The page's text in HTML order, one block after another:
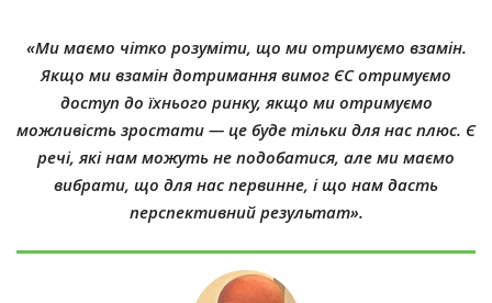
«Ми маємо чітко розуміти, що ми отримуємо взамін.
Якщо ми взамін дотримання вимог ЄС отримуємо
доступ до їхнього ринку, якщо ми отримуємо
можливість зростати — це буде тільки для нас плюс. Є
речі, які нам можуть не подобатися, але ми маємо
вибрати, що для нас первинне, і що нам дасть
перспективний результат».